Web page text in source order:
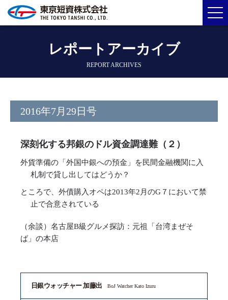
レポートアーカイブ
REPORT ARCHIVES
2016年7月29日号
深刻化する邦銀のドル資金調達難（２）
外貨準備の「外国中銀への預金」を民間金融機関に入
札制で貸し出してはどうか？
ところで、外債購入オペは2013年2月のG７において禁
止で合意されている
（余談）名古屋B級グルメ探訪：元祖「台湾まぜそ
ば」の本店
日銀ウォッチャー 加藤出 BoJ Watcher Kato Izuru